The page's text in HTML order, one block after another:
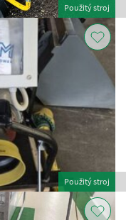
Použitý stroj
Použitý stroj